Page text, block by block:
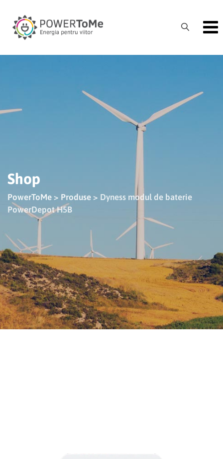
content
Shop
PowerToMe > Produse > Dyness modul de baterie
PowerDepot H5B